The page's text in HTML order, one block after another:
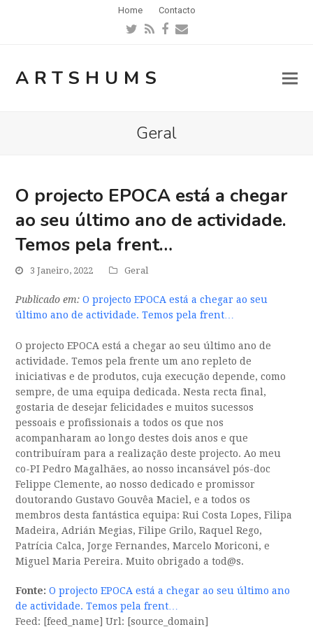
Home Contacto
Twitter
RSSFacebook
Email
ARTSHUMS
Geral
O projecto EPOCA está a chegar
ao seu último ano de actividade.
Temos pela frent…
3 Janeiro, 2022 Geral
Publicado em: O projecto EPOCA está a chegar ao seu
último ano de actividade. Temos pela frent…
O projecto EPOCA está a chegar ao seu último ano de
actividade. Temos pela frente um ano repleto de
iniciativas e de produtos, cuja execução depende, como
sempre, de uma equipa dedicada. Nesta recta final,
gostaria de desejar felicidades e muitos sucessos
pessoais e profissionais a todos os que nos
acompanharam ao longo destes dois anos e que
contribuíram para a realização deste projecto. Ao meu
co-PI Pedro Magalhães, ao nosso incansável pós-doc
Felippe Clemente, ao nosso dedicado e promissor
doutorando Gustavo Gouvêa Maciel, e a todos os
membros desta fantástica equipa: Rui Costa Lopes, Filipa
Madeira, Adrián Megias, Filipe Grilo, Raquel Rego,
Patrícia Calca, Jorge Fernandes, Marcelo Moriconi, e
Miguel Maria Pereira. Muito obrigado a tod@s.
Fonte: O projecto EPOCA está a chegar ao seu último ano
de actividade. Temos pela frent…
Feed: [feed_name] Url: [source_domain]